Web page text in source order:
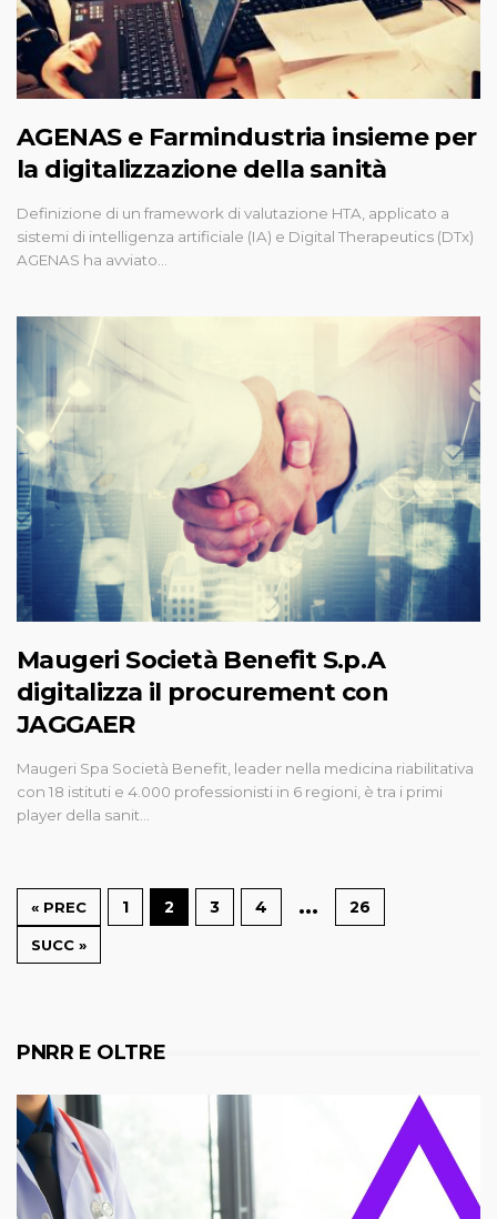
AGENAS e Farmindustria insieme per
la digitalizzazione della sanità
Definizione di un framework di valutazione HTA, applicato a
sistemi di intelligenza artificiale (IA) e Digital Therapeutics (DTx)
AGENAS ha avviato…
Maugeri Società Benefit S.p.A
digitalizza il procurement con
JAGGAER
Maugeri Spa Società Benefit, leader nella medicina riabilitativa
con 18 istituti e 4.000 professionisti in 6 regioni, è tra i primi
player della sanit…
« PREC 1 2 3 4 … 26
SUCC »
PNRR E OLTRE